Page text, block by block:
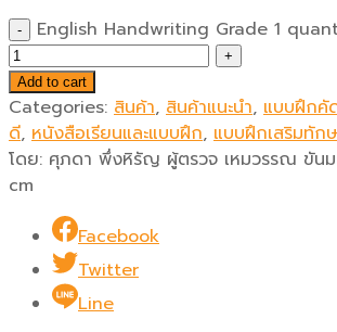
English Handwriting Grade 1
Add to cart
Categories: สินค้า, สินค้าแนะนำ, แบบฝึกคั
ดี, หนังสือเรียนและแบบฝึก, แบบฝึกเสริมทัก
โดย: ศุภดา พึ่งหิรัญ ผู้ตรวจ เหมวรรณ ขัน
cm
Facebook
Twitter
Line